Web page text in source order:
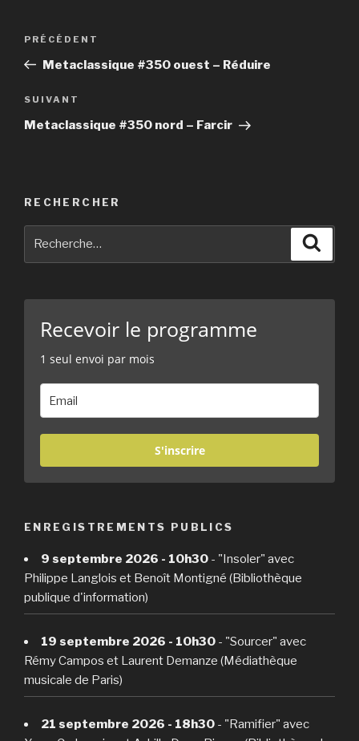
Navigation
Article
précédent
PRÉCÉDENT
Metaclassique #350 ouest – Réduire
Article
suivant
SUIVANT
Metaclassique #350 nord – Farcir
RECHERCHER
Recevoir le programme
1 seul envoi par mois
S'inscrire
ENREGISTREMENTS PUBLICS
9 septembre 2026 - 10h30 - "Insoler" avec
Philippe Langlois et Benoît Montigné (Bibliothèque
publique d'information)
19 septembre 2026 - 10h30 - "Sourcer" avec
Rémy Campos et Laurent Demanze (Médiathèque
musicale de Paris)
21 septembre 2026 - 18h30 - "Ramifier" avec